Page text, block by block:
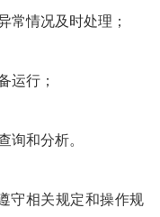
常情况及时处理；
运行；
询和分析。
守相关规定和操作规